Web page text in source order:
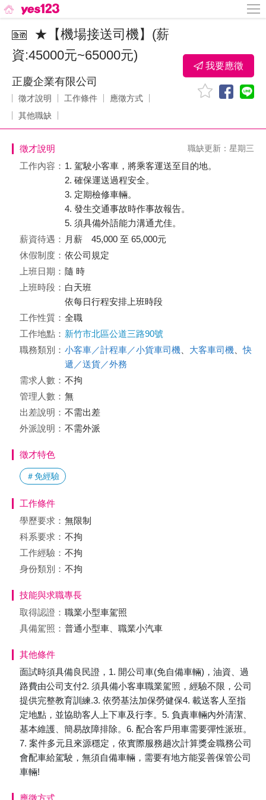
★【機場接送司機】(薪
資:45000元~65000元)
正慶企業有限公司
徵才說明 工作條件
應徵方式
其他職缺
我要應徵
徵才說明 職缺更新：星期三
工作內容： 1. 駕駛小客車，將乘客運送至目的地。
2. 確保運送過程安全。
3. 定期檢修車輛。
4. 發生交通事故時作事故報告。
5. 須具備外語能力溝通尤佳。
薪資待遇： 月薪 45,000 至 65,000元
休假制度： 依公司規定
上班日期： 隨 時
上班時段： 白天班
依每日行程安排上班時段
工作性質： 全職
工作地點： 新竹市北區公道三路90號
職務類別： 小客車／計程車／小貨車司機 大客車司機 、快
遞／送貨／外務
需求人數： 不拘
管理人數： 無
出差說明： 不需出差
外派說明： 不需外派
徵才特色
＃免經驗
工作條件
學歷要求： 無限制
科系要求： 不拘
工作經驗： 不拘
身份類別： 不拘
技能與求職專長
取得認證： 職業小型車駕照
具備駕照： 普通小型車、職業小汽車
其他條件
面試時須具備良民證，1. 開公司車(免自備車輛)，油資、過
路費由公司支付2. 須具備小客車職業駕照，經驗不限，公司
提供完整教育訓練.3. 依勞基法加保勞健保4. 載送客人至指
定地點，並協助客人上下車及行李。5. 負責車輛內外清潔、
基本維護、簡易故障排除。6. 配合客戶用車需要彈性派班。
7. 案件多元且來源穩定，依實際服務趟次計算獎金職務公司
會配車給駕駛，無須自備車輛，需要有地方能妥善保管公司
車輛!
應徵方式